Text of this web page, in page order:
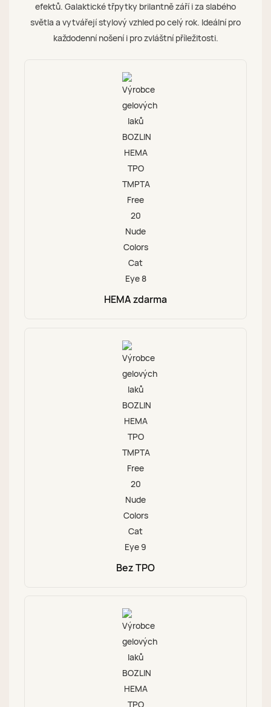
efektů. Galaktické třpytky brilantně září i za slabého
světla a vytvářejí stylový vzhled po celý rok. Ideální pro
každodenní nošení i pro zvláštní příležitosti.
HEMA zdarma
Bez TPO